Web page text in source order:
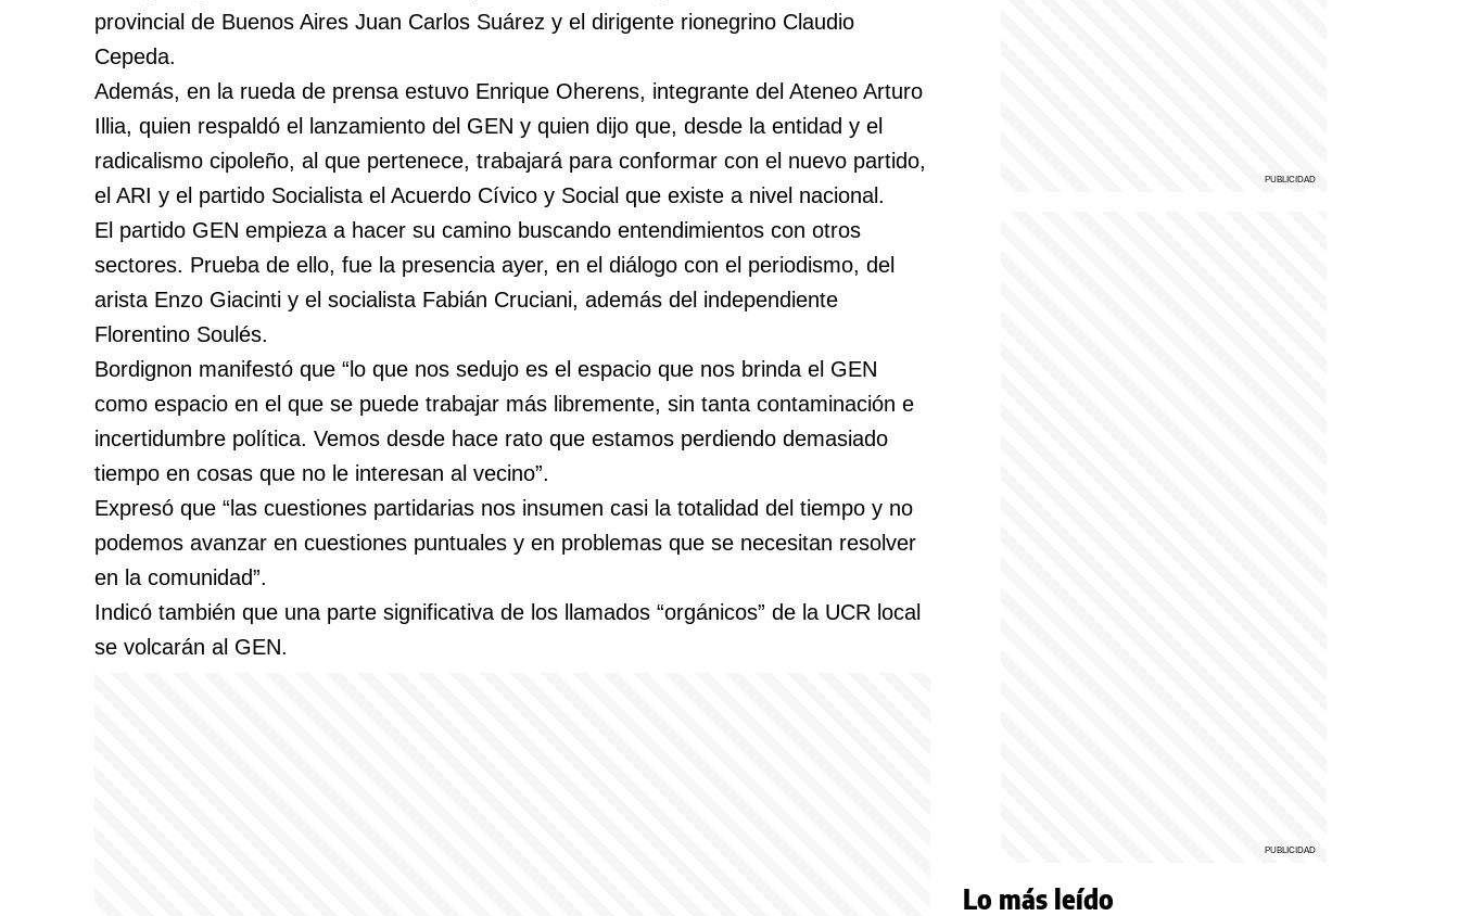
provincial de Buenos Aires Juan Carlos Suárez y el dirigente rionegrino Claudio
Cepeda.
Además, en la rueda de prensa estuvo Enrique Oherens, integrante del Ateneo Arturo
Illia, quien respaldó el lanzamiento del GEN y quien dijo que, desde la entidad y el
radicalismo cipoleño, al que pertenece, trabajará para conformar con el nuevo partido,
el ARI y el partido Socialista el Acuerdo Cívico y Social que existe a nivel nacional.
El partido GEN empieza a hacer su camino buscando entendimientos con otros
sectores. Prueba de ello, fue la presencia ayer, en el diálogo con el periodismo, del
arista Enzo Giacinti y el socialista Fabián Cruciani, además del independiente
Florentino Soulés.
Bordignon manifestó que “lo que nos sedujo es el espacio que nos brinda el GEN
como espacio en el que se puede trabajar más libremente, sin tanta contaminación e
incertidumbre política. Vemos desde hace rato que estamos perdiendo demasiado
tiempo en cosas que no le interesan al vecino”.
Expresó que “las cuestiones partidarias nos insumen casi la totalidad del tiempo y no
podemos avanzar en cuestiones puntuales y en problemas que se necesitan resolver
en la comunidad”.
Indicó también que una parte significativa de los llamados “orgánicos” de la UCR local
se volcarán al GEN.
Lo más leído